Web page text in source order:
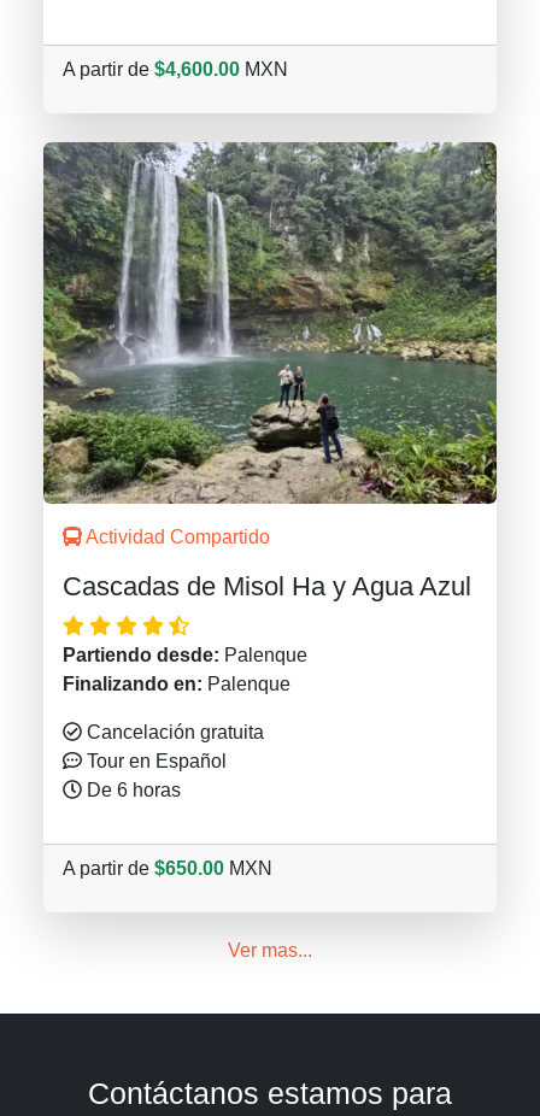
A partir de $4,600.00 MXN
Actividad Compartido
Cascadas de Misol Ha y Agua Azul
Partiendo desde: Palenque
Finalizando en: Palenque
Cancelación gratuita
Tour en Español
De 6 horas
A partir de $650.00 MXN
Ver mas...
Contáctanos estamos para